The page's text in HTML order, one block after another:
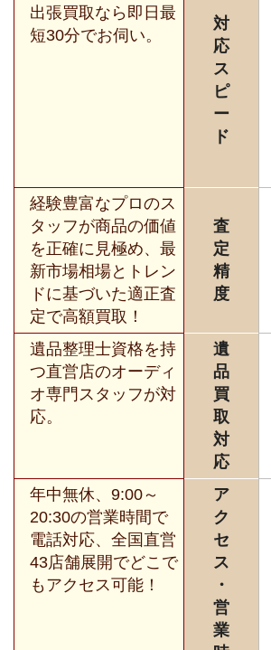
出張買取なら即日最
短30分でお伺い。
対
応
ス
ピ
ー
ド
経験豊富なプロのス
タッフが商品の価値
を正確に見極め、最
新市場相場とトレン
ドに基づいた適正査
定で高額買取！
査
定
精
度
遺品整理士資格を持
つ直営店のオーディ
オ専門スタッフが対
応。
遺
品
買
取
対
応
年中無休、9:00～
20:30の営業時間で
電話対応、全国直営
43店舗展開でどこで
もアクセス可能！
ア
ク
セ
ス
・
営
業